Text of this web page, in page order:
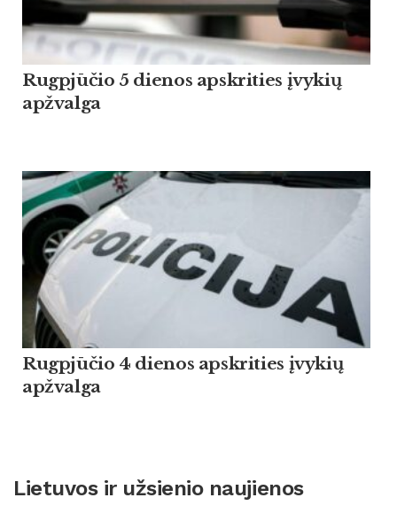
Rugpjūčio 5 dienos apskrities įvykių
apžvalga
Rugpjūčio 4 dienos apskrities įvykių
apžvalga
Lietuvos ir užsienio naujienos